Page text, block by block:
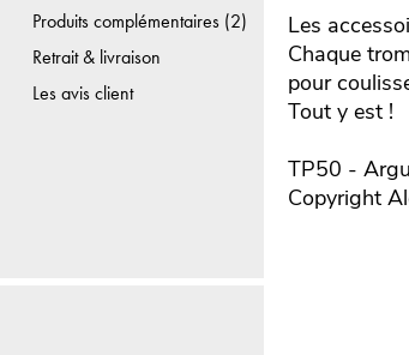
Produits complémentaires (2)
Retrait & livraison
Les avis client
Les
Chaque
pour
Tout y est !
TP50 -
Copyright